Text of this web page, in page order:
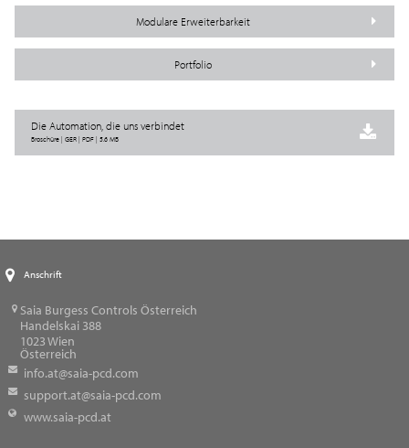
Modulare Erweiterbarkeit
Portfolio
Die Automation, die uns verbindet
Broschüre | GER | PDF | 5.6 MB
Anschrift
Saia Burgess Controls Österreich
Handelskai 388
1023Wien
Österreich
info.at@saia-pcd.com
support.at@saia-pcd.com
www.saia-pcd.at